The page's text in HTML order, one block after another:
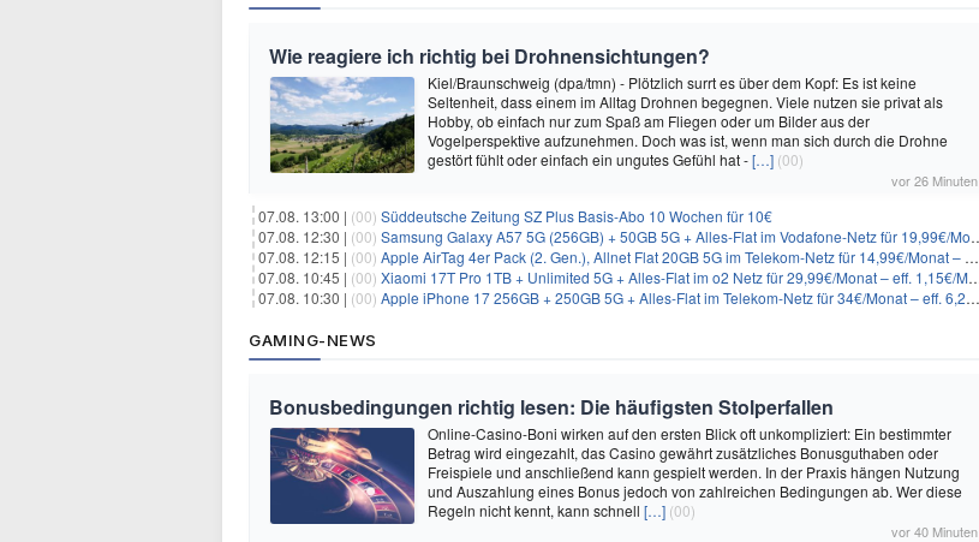
Wie reagiere ich richtig bei Drohnensichtungen?
Kiel/Braunschweig (dpa/tmn) - Plötzlich surrt es über dem Kopf: Es ist keine
Seltenheit, dass einem im Alltag Drohnen begegnen. Viele nutzen sie privat als
Hobby, ob einfach nur zum Spaß am Fliegen oder um Bilder aus der
Vogelperspektive aufzunehmen. Doch was ist, wenn man sich durch die Drohne
gestört fühlt oder einfach ein ungutes Gefühl hat -[…] (00)
vor 26 Minuten
07.08. 13:00 | (00) Süddeutsche Zeitung SZ Plus Basis-Abo 10 Wochen für 10€
07.08. 12:30 | (00) Samsung Galaxy A57 5G (256GB) + 50GB 5G + Alles-Flat im Vodafone-Netz für 19,99€/Monat – eff. 2,36€/Monat
07.08. 12:15 | (00) Apple AirTag 4er Pack (2. Gen.), Allnet Flat 20GB 5G im Telekom-Netz für 14,99€/Monat – eff. 2,07€/Monat
07.08. 10:45 | (00) Xiaomi 17T Pro 1TB + Unlimited 5G + Alles-Flat im o2 Netz für 29,99€/Monat – eff. 1,15€/Monat
07.08. 10:30 | (00) Apple iPhone 17 256GB + 250GB 5G + Alles-Flat im Telekom-Netz für 34€/Monat – eff. 6,29€/Monat
GAMING-NEWS
Bonusbedingungen richtig lesen: Die häufigsten Stolperfallen
Online-Casino-Boni wirken auf den ersten Blick oft unkompliziert: Ein bestimmter
Betrag wird eingezahlt, das Casino gewährt zusätzliches Bonusguthaben oder
Freispiele und anschließend kann gespielt werden. In der Praxis hängen Nutzung
und Auszahlung eines Bonus jedoch von zahlreichen Bedingungen ab. Wer diese
Regeln nicht kennt, kann schnell […] (00)
vor 40 Minuten